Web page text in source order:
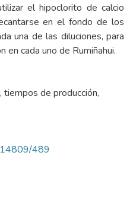
el hipoclorito de calcio
en el fondo de los
una de las diluciones, para
en cada uno de Rumiñahui.
, tiempos de producción,
489